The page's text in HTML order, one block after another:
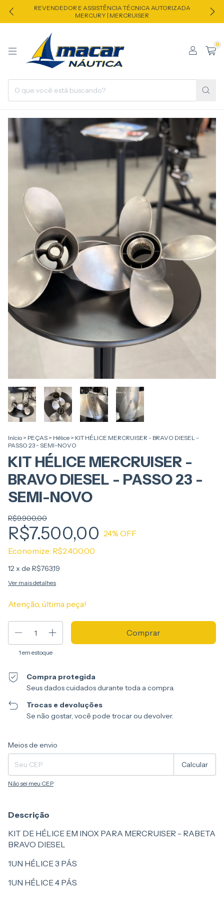
REVENDEDOR E ASSISTÊNCIA TÉCNICA AUTORIZADA
MERCURY | MERCRUISER
0
1/4
Início > PEÇAS > Hélice > KIT HÉLICE MERCRUISER - BRAVO DIESEL -
PASSO 23 - SEMI-NOVO
KIT HÉLICE MERCRUISER -
BRAVO DIESEL - PASSO 23 -
SEMI-NOVO
R$9.900,00
R$7.500,00 24% OFF
Economize: R$2.400,00
12x de R$763,19
Ver mais detalhes
Atenção, última peça!
1 em estoque
Compra protegida
Seus dados cuidados durante toda a compra.
Trocas e devoluções
Se não gostar, você pode trocar ou devolver.
Entregas para o CEP:
Meios de envio
Calcular
Não sei meu CEP
Descrição
KIT DE HÉLICE EM INOX PARA MERCRUISER - RABETA
BRAVO DIESEL
1UN HÉLICE 3 PÁS
1UN HÉLICE 4 PÁS